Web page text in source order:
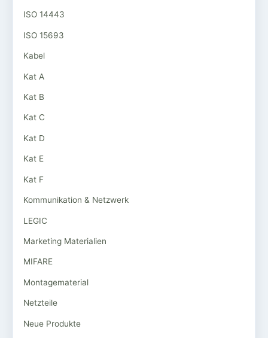
ISO 14443
ISO 15693
Kabel
Kat A
Kat B
Kat C
Kat D
Kat E
Kat F
Kommunikation & Netzwerk
LEGIC
Marketing Materialien
MIFARE
Montagematerial
Netzteile
Neue Produkte